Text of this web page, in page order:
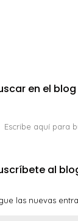
en el blog
al
las nuevas